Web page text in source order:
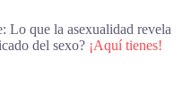
Lo que la asexualidad revela
del sexo? ¡Aquí tienes!